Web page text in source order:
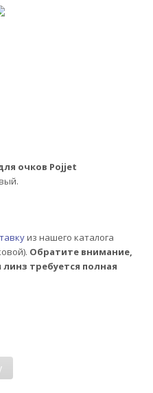
очков Pojjet
из нашего каталога
Обратите внимание,
требуется полная